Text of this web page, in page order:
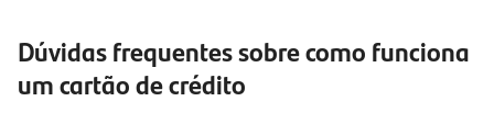
Dúvidas frequentes sobre como funciona
um cartão de crédito